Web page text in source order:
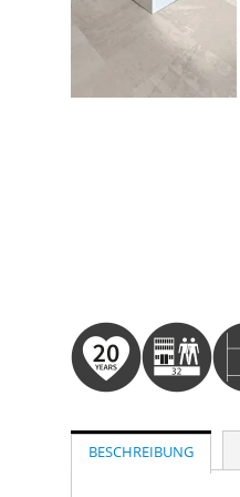
BESCHREIBUNG